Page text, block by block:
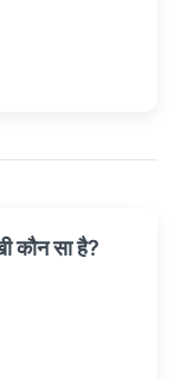
कौन सा है?